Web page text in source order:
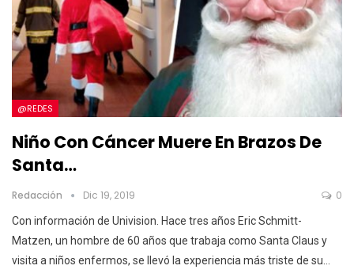
@REDES
Niño Con Cáncer Muere En Brazos De
Santa…
Redacción Dic 19, 2019 0
Con información de Univision. Hace tres años Eric Schmitt-
Matzen, un hombre de 60 años que trabaja como Santa Claus y
visita a niños enfermos, se llevó la experiencia más triste de su